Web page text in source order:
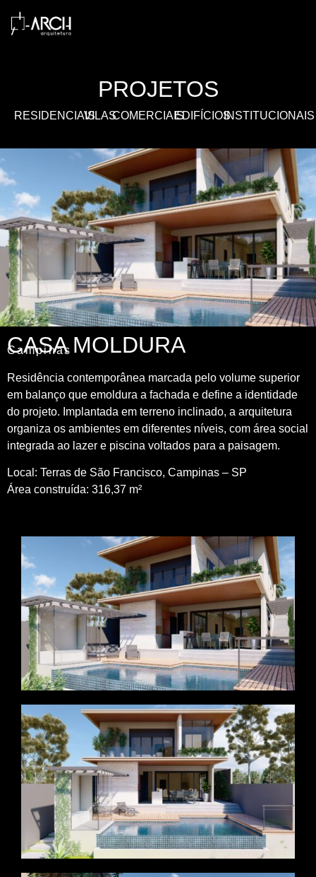
PROJETOS
RESIDENCIAISVILASCOMERCIAISEDIFÍCIOSINSTITUCIONAIS
CASA MOLDURA
Campinas
Residência contemporânea marcada pelo volume superior
em balanço que emoldura a fachada e define a identidade
do projeto. Implantada em terreno inclinado, a arquitetura
organiza os ambientes em diferentes níveis, com área social
integrada ao lazer e piscina voltados para a paisagem.
Local: Terras de São Francisco, Campinas – SP
Área construída: 316,37 m²